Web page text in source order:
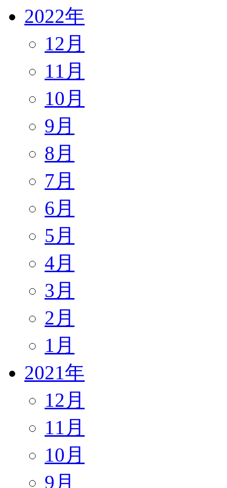
2022年
12月
11月
10月
9月
8月
7月
6月
5月
4月
3月
2月
1月
2021年
12月
11月
10月
9月